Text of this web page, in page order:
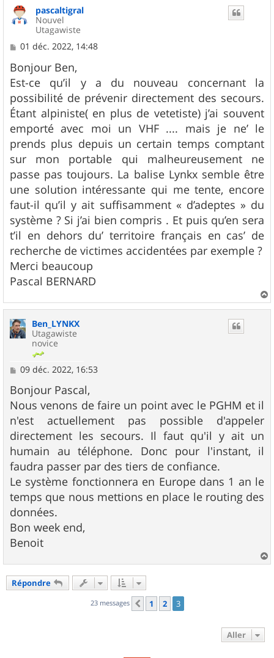
pascaltigral
Nouvel
Utagawiste
M
s
s
a
g
e
01 déc. 2022, 14:48
Bonjour Ben,
Est-ce qu’il y a du nouveau concernant la
possibilité de prévenir directement des secours.
Étant alpiniste( en plus de vetetiste) j’ai souvent
emporté avec moi un VHF .... mais je ne’ le
prends plus depuis un certain temps comptant
sur mon portable qui malheureusement ne
passe pas toujours. La balise Lynkx semble être
une solution intéressante qui me tente, encore
faut-il qu’il y ait suffisamment « d’adeptes » du
système ? Si j’ai bien compris . Et puis qu’en sera
t’il en dehors du’ territoire français en cas’ de
recherche de victimes accidentées par exemple ?
Merci beaucoup
Pascal BERNARD
a
Ben_LYNKX
Utagawiste
novice
M
s
s
a
g
e
09 déc. 2022, 16:53
Bonjour Pascal,
Nous venons de faire un point avec le PGHM et il
n'est actuellement pas possible d'appeler
directement les secours. Il faut qu'il y ait un
humain au téléphone. Donc pour l'instant, il
faudra passer par des tiers de confiance.
Le système fonctionnera en Europe dans 1 an le
temps que nous mettions en place le routing des
données.
Bon week end,
Benoit
a
Répondre
23 messages Précédent
1 2 3
Aller